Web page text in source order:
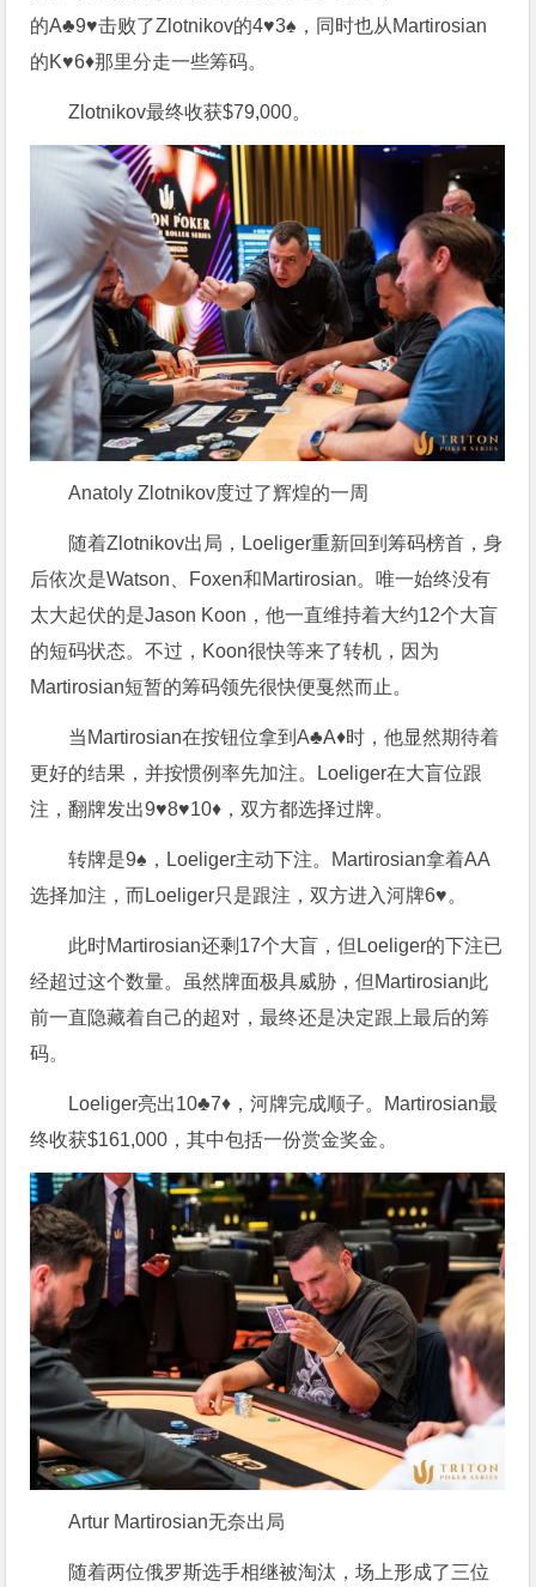
的A♣9♥击败了Zlotnikov的4♥3♠，同时也从Martirosian
的K♥6♦那里分走一些筹码。
Zlotnikov最终收获$79,000。
Anatoly Zlotnikov度过了辉煌的一周
随着Zlotnikov出局，Loeliger重新回到筹码榜首，身
后依次是Watson、Foxen和Martirosian。唯一始终没有
太大起伏的是Jason Koon，他一直维持着大约12个大盲
的短码状态。不过，Koon很快等来了转机，因为
Martirosian短暂的筹码领先很快便戛然而止。
当Martirosian在按钮位拿到A♣A♦时，他显然期待着
更好的结果，并按惯例率先加注。Loeliger在大盲位跟
注，翻牌发出9♥8♥10♦，双方都选择过牌。
转牌是9♠，Loeliger主动下注。Martirosian拿着AA
选择加注，而Loeliger只是跟注，双方进入河牌6♥。
此时Martirosian还剩17个大盲，但Loeliger的下注已
经超过这个数量。虽然牌面极具威胁，但Martirosian此
前一直隐藏着自己的超对，最终还是决定跟上最后的筹
码。
Loeliger亮出10♣7♦，河牌完成顺子。Martirosian最
终收获$161,000，其中包括一份赏金奖金。
Artur Martirosian无奈出局
随着两位俄罗斯选手相继被淘汰，场上形成了三位